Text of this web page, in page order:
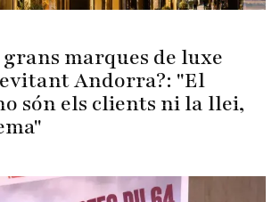
marques de luxe
Andorra?: "El
són els clients ni la llei,